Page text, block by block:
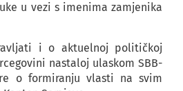
u vezi s imenima zamjenika
i o aktuelnoj političkoj
nastaloj ulaskom SBB-
o formiranju vlasti na svim